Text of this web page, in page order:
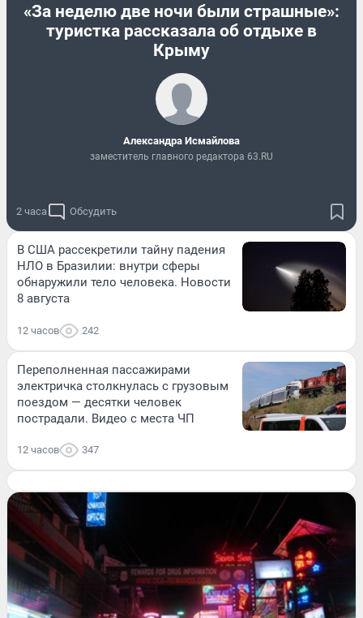
«За неделю две ночи были страшные»:
туристка рассказала об отдыхе в
Крыму
Александра Исмайлова
заместитель главного редактора 63.RU
2 часа Обсудить
В США рассекретили тайну падения
НЛО в Бразилии: внутри сферы
обнаружили тело человека. Новости
8 августа
12 часов 242
Переполненная пассажирами
электричка столкнулась с грузовым
поездом — десятки человек
пострадали. Видео с места ЧП
12 часов 347